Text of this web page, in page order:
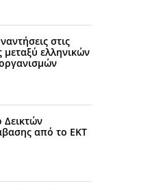
στις
μεταξύ ελληνικών
Δεικτών
από το ΕΚΤ